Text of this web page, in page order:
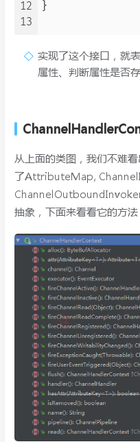
12
13
}
实现了这个接口，就
属性、判断属性是否存
从上面的类图，我们不难
了AttributeMap,
抽象，下面来看看它的方法